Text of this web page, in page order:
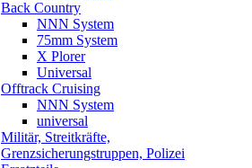
Back Country
NNN System
75mm System
X Plorer
Universal
Offtrack Cruising
NNN System
universal
Militär, Streitkräfte,
Grenzsicherungstruppen, Polizei